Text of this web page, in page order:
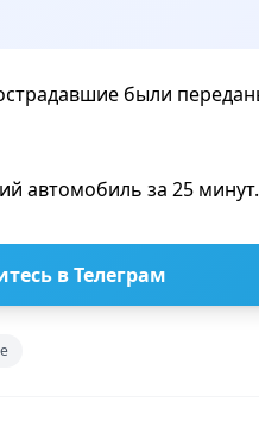
были
автомобиль за 25 минут.
в Телеграм